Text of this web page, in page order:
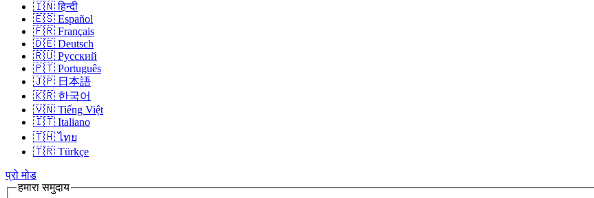
🇮🇳 हिन्दी
🇪🇸 Español
🇫🇷 Français
🇩🇪 Deutsch
🇷🇺 Русский
🇵🇹 Português
🇯🇵 日本語
🇰🇷 한국어
🇻🇳 Tiếng Việt
🇮🇹 Italiano
🇹🇭 ไทย
🇹🇷 Türkçe
प्रो मोड
हमारा समुदाय